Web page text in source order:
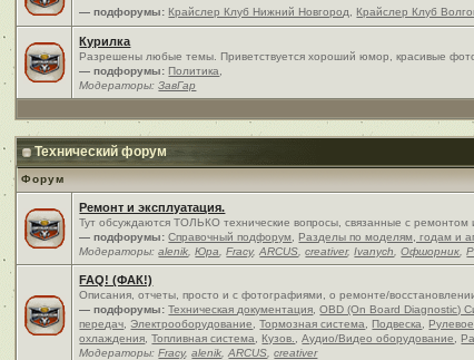
— подфорумы: Крайслер Клуб Нижний Новгород Крайслер Клуб
Курилка
Разрешены любые темы. Приветствуется хороший юмор, красивые
— подфорумы: Политика
Модераторы:ЗавГар
Технический форум
Форум
Ремонт и эксплуатация.
Тут обсуждаются ТОЛЬКО технические вопросы, связанные с
— подфорумы: Справочный подфорум Разделы по моделям, годам и
Модераторы:alenik ,Юра ,Fracy,ARCUS ,creativer,Ivanych ,Офшорник ,
FAQ! (ФАК!)
Описания, отчеты, просто и c фотографиями, о ремонте/
— подфорумы: Техническая документация ,OBD (On Board Diagnostic)
передач ,Электрооборудование ,Тормозная система Подвеска
охлаждения ,Топливная система Кузов. ,Аудио/Видео оборудование
Модераторы:Fracy,alenik ,ARCUS ,creativer